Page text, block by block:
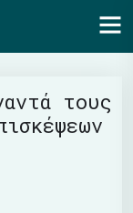
τους